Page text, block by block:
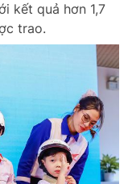
cáo
404
kết quả hơn 1,7
trao.